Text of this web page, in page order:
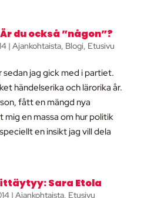
du också ”någon”?
| Ajankohtaista, Blogi, Etusivu
sedan jag gick med i partiet.
händelserika och lärorika år.
fått en mängd nya
mig en massa om hur politik
en insikt jag vill dela
Sara Etola
| Ajankohtaista, Etusivu